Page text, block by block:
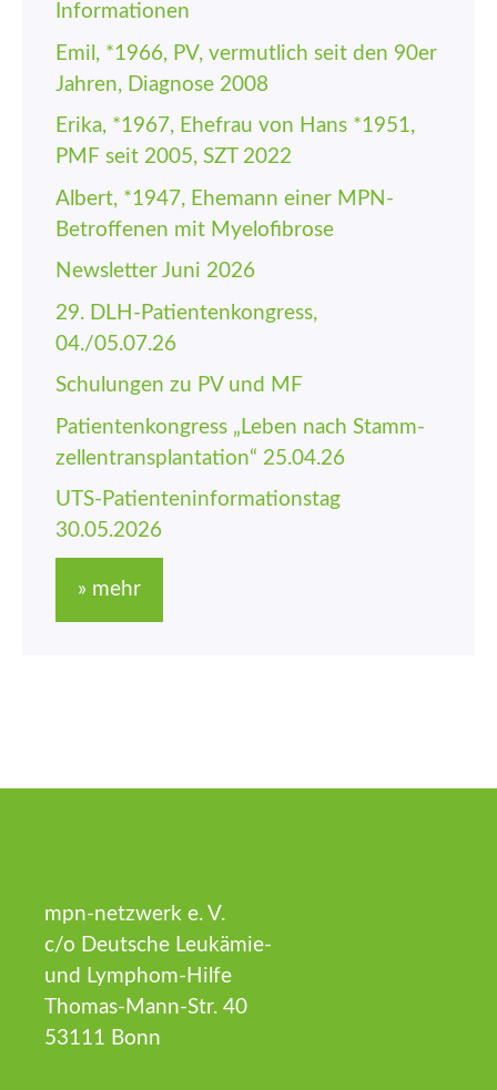
Informationen
Emil, *1966, PV, vermutlich seit den 90er
Jahren, Diagnose 2008
Erika, *1967, Ehefrau von Hans *1951,
PMF seit 2005, SZT 2022
Albert, *1947, Ehemann einer MPN-
Betroffenen mit Myelofibrose
Newsletter Juni 2026
29. DLH-Patienten­kongress,
04./05.07.26
Schulungen zu PV und MF
Patienten­kongress „Leben nach Stamm­
zellen­trans­plantation“ 25.04.26
UTS-Patienten­informations­tag
30.05.2026
» mehr
mpn-netzwerk e. V.
c/o Deutsche Leukämie-
und Lymphom-Hilfe
Thomas-Mann-Str. 40
53111 Bonn